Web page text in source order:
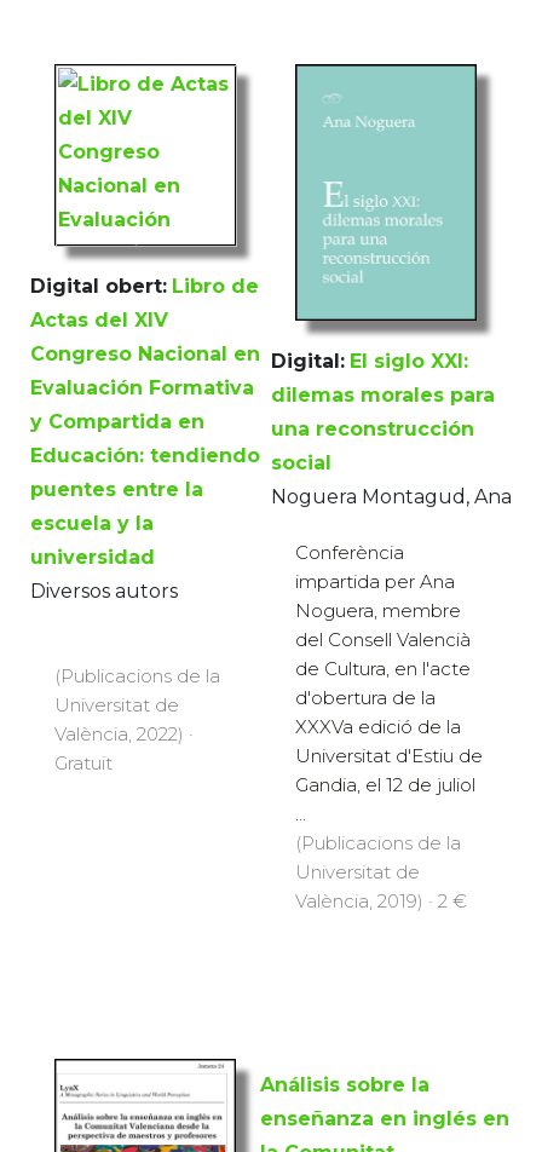
Digital obert: Libro de
Actas del XIV
Congreso Nacional en
Evaluación Formativa
y Compartida en
Educación: tendiendo
puentes entre la
escuela y la
universidad
Diversos autors
(Publicacions de la
Universitat de
València, 2022) ·
Gratuït
Digital: El siglo XXI:
dilemas morales para
una reconstrucción
social
Noguera Montagud, Ana
Conferència
impartida per Ana
Noguera, membre
del Consell Valencià
de Cultura, en l'acte
d'obertura de la
XXXVa edició de la
Universitat d'Estiu de
Gandia, el 12 de juliol
...
(Publicacions de la
Universitat de
València, 2019) · 2 €
Análisis sobre la
enseñanza en inglés en